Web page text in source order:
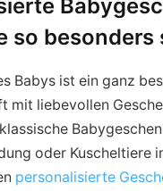
so besonders
Babys ist ein ganz
mit liebevollen
oder Kuscheltiere
personalisierte